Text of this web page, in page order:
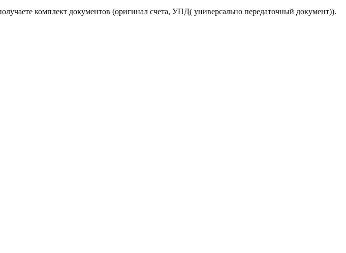
комплект документов (оригинал счета, УПД( универсально передаточный документ)).